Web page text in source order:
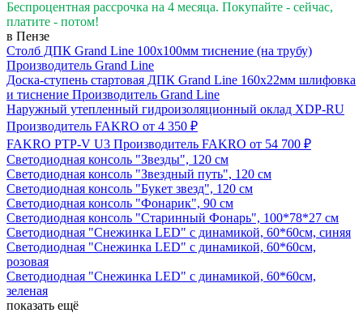
Беспроцентная рассрочка на 4 месяца. Покупайте - сейчас,
платите - потом!
в Пензе
Столб ДПК Grand Line 100х100мм тиснение (на трубу)
Производитель Grand Line
Доска-ступень стартовая ДПК Grand Line 160х22мм шлифовка
и тиснение Производитель Grand Line
Наружный утепленный гидроизоляционный оклад XDP-RU
Производитель FAKRO от 4 350 ₽
FAKRO PTP-V U3 Производитель FAKRO от 54 700 ₽
Светодиодная консоль "Звезды", 120 см
Светодиодная консоль "Звездный путь", 120 см
Светодиодная консоль "Букет звезд", 120 см
Светодиодная консоль "Фонарик", 90 см
Светодиодная консоль "Старинный Фонарь", 100*78*27 см
Светодиодная "Снежинка LED" с динамикой, 60*60см, синяя
Светодиодная "Снежинка LED" с динамикой, 60*60см,
розовая
Светодиодная "Снежинка LED" с динамикой, 60*60см,
зеленая
показать ещё